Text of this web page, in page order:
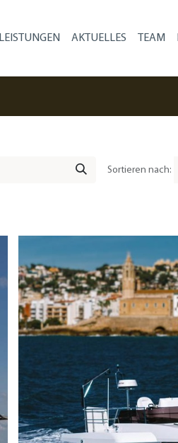
LEISTUNGEN AKTUELLES TEAM
Sortieren nach: